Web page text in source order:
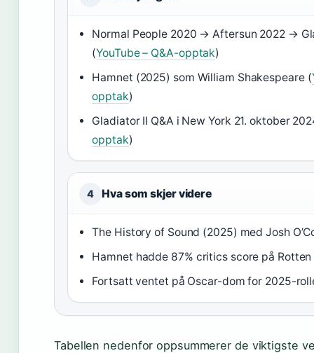
Normal People 2020 → Aftersun 2022 →
(YouTube – Q&A-opptak)
Hamnet (2025) som William Shakespeare (
opptak)
Gladiator II Q&A i New York 21. oktober
opptak)
4 Hva som skjer videre
The History of Sound (2025) med Josh
Hamnet hadde 87% critics score på Rotten
Fortsatt ventet på Oscar-dom for 2025-
Tabellen nedenfor oppsummerer de viktigste